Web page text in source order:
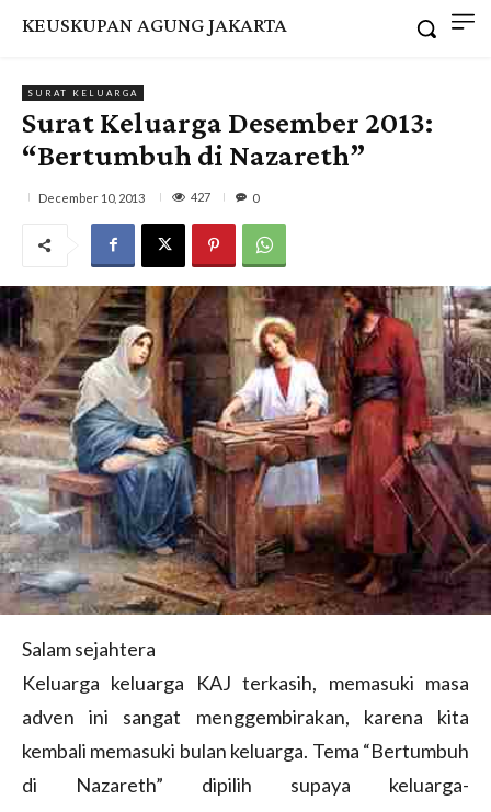
KEUSKUPAN AGUNG JAKARTA
SURAT KELUARGA
Surat Keluarga Desember 2013:
“Bertumbuh di Nazareth”
December 10, 2013 427 0
Salam sejahtera
Keluarga keluarga KAJ terkasih, memasuki masa
adven ini sangat menggembirakan, karena kita
kembali memasuki bulan keluarga. Tema “Bertumbuh
di Nazareth” dipilih supaya keluarga-